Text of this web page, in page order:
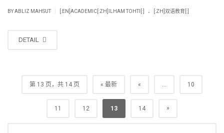
BYABLIZ MAHSUT [:EN]ACADEMIC[:ZH]ILHAM TOHTI[:] . [:ZH]双语教育[:]
DETAIL
第 13 页，共 14 页 « 最新 « ... 10
11 12 13 14 »